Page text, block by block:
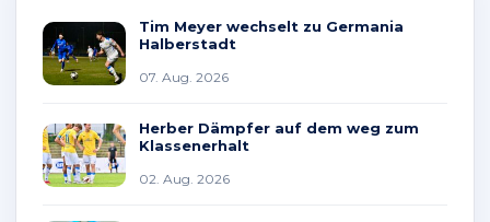
Tim Meyer wechselt zu Germania
Halberstadt
07. Aug. 2026
Herber Dämpfer auf dem weg zum
Klassenerhalt
02. Aug. 2026